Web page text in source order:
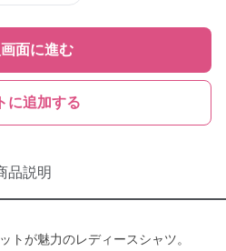
面に進む
に追加する
品説明
トが魅力のレディースシャツ。